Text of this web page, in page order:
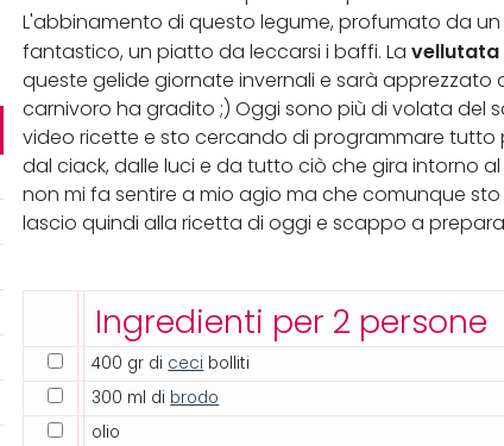
L'abbinamento di questo legume, profumato da
fantastico, un piatto da leccarsi i baffi. Lavellutata
queste gelide giornate invernali e sarà
carnivoro ha gradito ;) Oggi sono più di volata del
video ricette e sto cercando di programmare
dal ciack, dalle luci e da tutto ciò che gira intorno
non mi fa sentire a mio agio ma che comunque
lascio quindi alla ricetta di oggi e scappo a
Ingredienti per 2 persone
400 gr di ceci bolliti
300 ml di brodo
olio